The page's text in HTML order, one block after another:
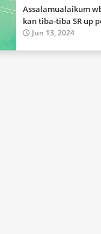
Assalamualaikum
kan tiba-tiba SR up
Jun 13, 2024